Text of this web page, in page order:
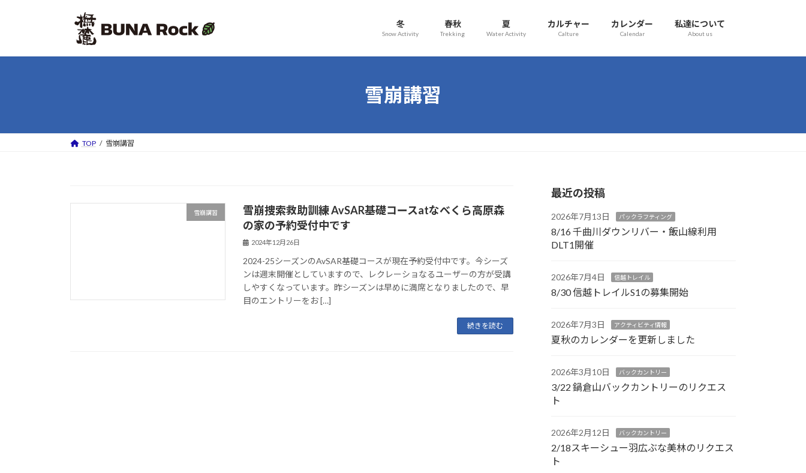
プ
動
冬
Snow Activity
春秋
Trekking
夏
Water Activity
カルチャー
Calture
カレンダー
Calendar
私達について
About us
雪崩講習
TOP 雪崩講習
雪崩講習
雪崩捜索救助訓練 AvSAR基礎コースatなべくら高原森
の家の予約受付中です
2024年12月26日
2024-25シーズンのAvSAR基礎コースが現在予約受付中です。今シーズ
ンは週末開催としていますので、レクレーショなるユーザーの方が受講
しやすくなっています。昨シーズンは早めに満席となりましたので、早
目のエントリーをお […]
続きを読む
最近の投稿
2026年7月13日 パックラフティング
8/16 千曲川ダウンリバー・飯山線利用
DLT1開催
2026年7月4日 信越トレイル
8/30 信越トレイルS1の募集開始
2026年7月3日 アクティビティ情報
夏秋のカレンダーを更新しました
2026年3月10日 バックカントリー
3/22 鍋倉山バックカントリーのリクエス
ト
2026年2月12日 バックカントリー
2/18スキーシュー羽広ぶな美林のリクエス
ト